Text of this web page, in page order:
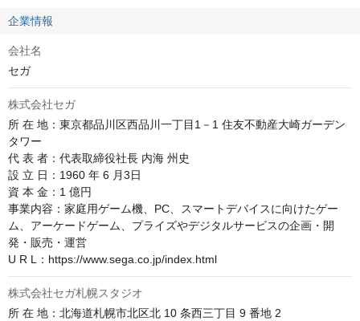
企業情報
会社名
セガ
株式会社セガ
所 在 地：東京都品川区西品川一丁目1－1 住友不動産大崎ガーデン
タワー
代 表 者：代表取締役社長 内海 州史
設 立 日：1960 年 6 月3日
資 本 金：1 億円
事業内容：家庭用ゲーム機、PC、スマートデバイスに向けたゲー
ム、アーケードゲーム、プライズやデジタルサービスの企画・開
発・販売・運営
U R L：https://www.sega.co.jp/index.html
株式会社セガ札幌スタジオ
所 在 地：北海道札幌市北区北 10 条西三丁目 9 番地 2